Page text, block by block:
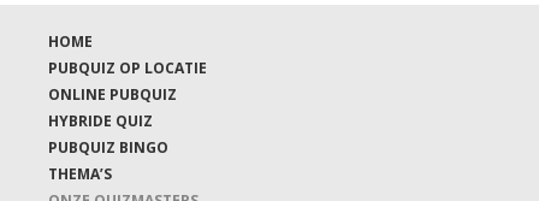
HOME
PUBQUIZ OP LOCATIE
ONLINE PUBQUIZ
HYBRIDE QUIZ
PUBQUIZ BINGO
THEMA’S